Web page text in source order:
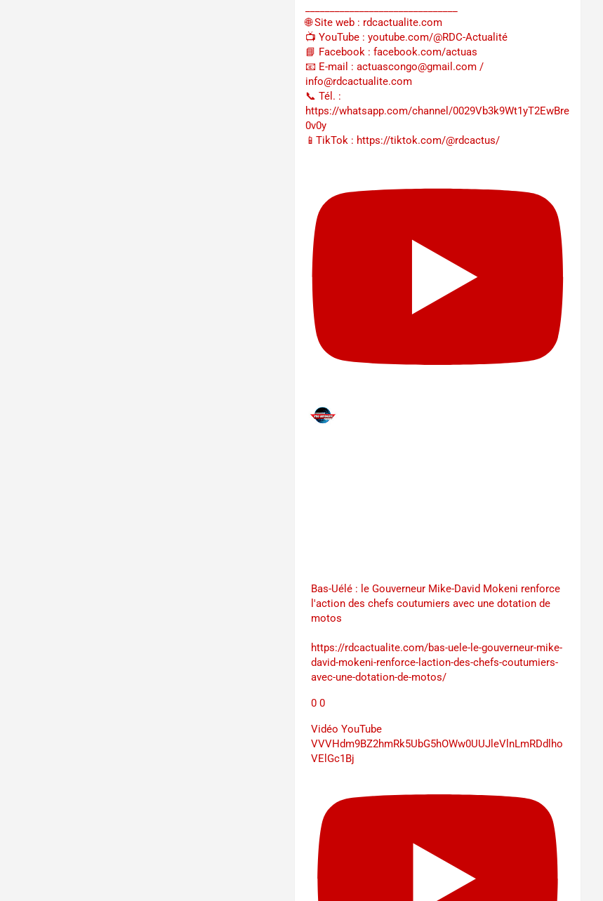
🌐 Site web : rdcactualite.com
📺 YouTube : youtube.com/@RDC-Actualité
📘 Facebook : facebook.com/actuas
📧 E-mail : actuascongo@gmail.com /
info@rdcactualite.com
📞 Tél. : ‪‪‪‪‪‪‪‪‪‪‪‪‪‪‪‪‪‪‪‪‪‪‪‪‪‪‪‪‪‪‪‪
https://whatsapp.com/channel/0029Vb3k9Wt1yT2EwBre
0v0y
📱TikTok : https://tiktok.com/@rdcactus/
Bas-Uélé : le Gouverneur Mike-David Mokeni renforce
l'action des chefs coutumiers avec une dotation de
motos
https://rdcactualite.com/bas-uele-le-gouverneur-mike-
david-mokeni-renforce-laction-des-chefs-coutumiers-
avec-une-dotation-de-motos/
0 0
Vidéo YouTube
VVVHdm9BZ2hmRk5UbG5hOWw0UUJleVlnLmRDdlho
VElGc1Bj